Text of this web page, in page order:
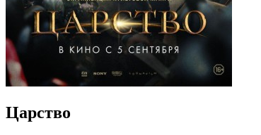
Царство